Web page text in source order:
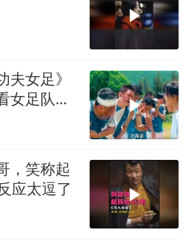
夫女足》
女足队
，笑称起
应太逗了